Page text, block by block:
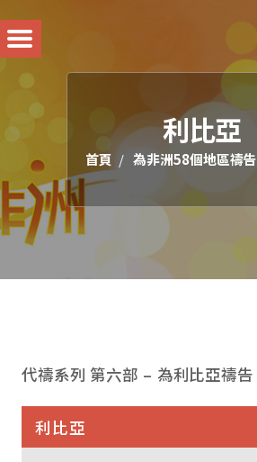
利比亞
首頁 為非洲58個地區禱告
代禱系列 第六部 – 為利比亞禱告
利比亞